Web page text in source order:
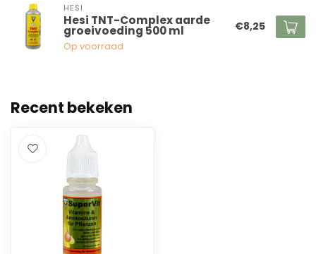
HESI
Hesi TNT-Complex aarde
groeivoeding 500 ml
Op voorraad
€8,25
Recent bekeken